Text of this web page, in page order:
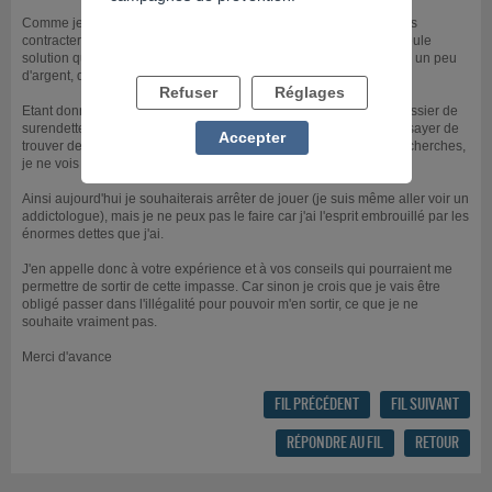
Comme je suis fiché Banque de France et en CDD, je ne peux pas
contracter de crédit qui me permettrait de tout applanir. Ainsi, la seule
solution que je vois pour m'en sortir est de jouer. J'arrive à gagner un peu
d'argent, que je reperds aussitôt.
Etant donné que je continue à jouer, je ne peux pas monter de dossier de
surendettement. Et tant que je suis surendetté, je suis obligé d'essayer de
trouver des rentrées d'argent supplémentaires. Et, malgré mes recherches,
je ne vois que le jeu.
Ainsi aujourd'hui je souhaiterais arrêter de jouer (je suis même aller voir un
addictologue), mais je ne peux pas le faire car j'ai l'esprit embrouillé par les
énormes dettes que j'ai.
J'en appelle donc à votre expérience et à vos conseils qui pourraient me
permettre de sortir de cette impasse. Car sinon je crois que je vais être
obligé passer dans l'illégalité pour pouvoir m'en sortir, ce que je ne
souhaite vraiment pas.
Merci d'avance
FIL PRÉCÉDENT FIL SUIVANT
RÉPONDRE AU FIL RETOUR
Refuser Réglages
Accepter